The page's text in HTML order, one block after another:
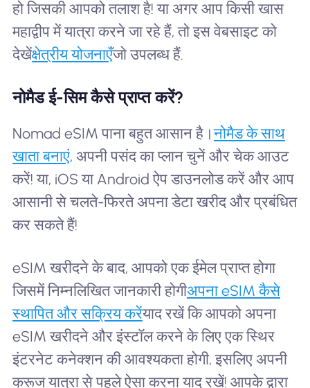
हो जिसकी आपको तलाश है! या अगर आप किसी खास
महाद्वीप में यात्रा करने जा रहे हैं, तो इस वेबसाइट को
देखेंक्षेत्रीय योजनाएँजो उपलब्ध हैं.
नोमैड ई-सिम कैसे प्राप्त करें?
Nomad eSIM पाना बहुत आसान है।नोमैड के साथ
खाता बनाएं, अपनी पसंद का प्लान चुनें और चेक आउट
करें! या, iOS या Android ऐप डाउनलोड करें और आप
आसानी से चलते-फिरते अपना डेटा खरीद और प्रबंधित
कर सकते हैं!
eSIM खरीदने के बाद, आपको एक ईमेल प्राप्त होगा
जिसमें निम्नलिखित जानकारी होगीअपना eSIM कैसे
स्थापित और सक्रिय करेंयाद रखें कि आपको अपना
eSIM खरीदने और इंस्टॉल करने के लिए एक स्थिर
इंटरनेट कनेक्शन की आवश्यकता होगी, इसलिए अपनी
क्रूज यात्रा से पहले ऐसा करना याद रखें! आपके द्वारा